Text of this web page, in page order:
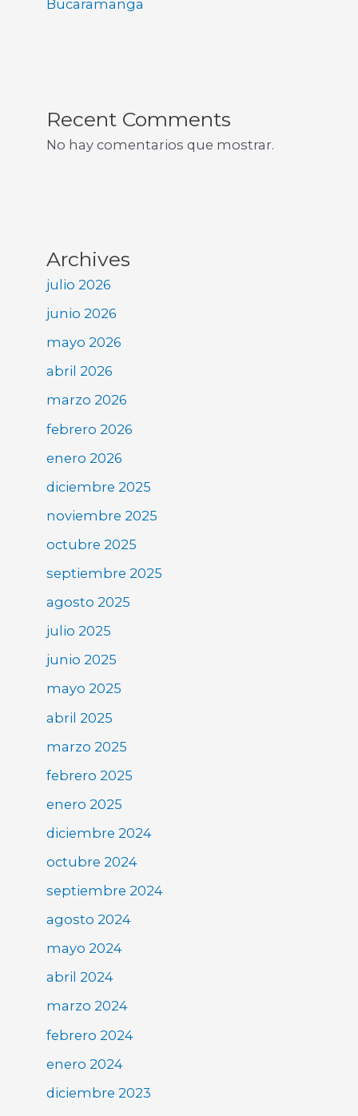
Bucaramanga
Recent Comments
No hay comentarios que mostrar.
Archives
julio 2026
junio 2026
mayo 2026
abril 2026
marzo 2026
febrero 2026
enero 2026
diciembre 2025
noviembre 2025
octubre 2025
septiembre 2025
agosto 2025
julio 2025
junio 2025
mayo 2025
abril 2025
marzo 2025
febrero 2025
enero 2025
diciembre 2024
octubre 2024
septiembre 2024
agosto 2024
mayo 2024
abril 2024
marzo 2024
febrero 2024
enero 2024
diciembre 2023